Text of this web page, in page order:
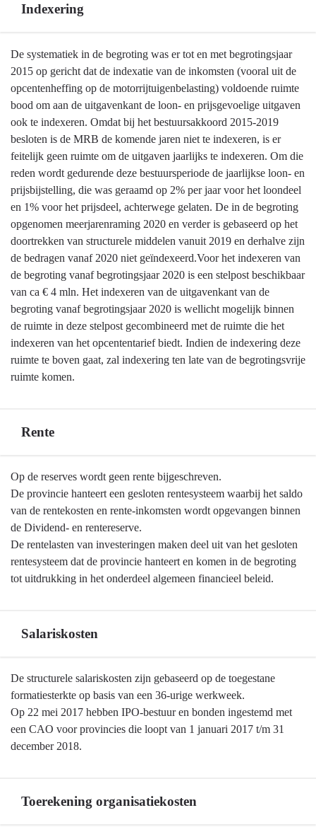
Indexering
Terug
naar
navigatie
Algemene
grondslagen
voor
begroting
jaarstukken
Indexering
De systematiek in de begroting was er tot en met begrotingsjaar
2015 op gericht dat de indexatie van de inkomsten (vooral uit de
opcentenheffing op de motorrijtuigenbelasting) voldoende ruimte
bood om aan de uitgavenkant de loon- en prijsgevoelige uitgaven
ook te indexeren. Omdat bij het bestuursakkoord 2015-2019
besloten is de MRB de komende jaren niet te indexeren, is er
feitelijk geen ruimte om de uitgaven jaarlijks te indexeren. Om die
reden wordt gedurende deze bestuursperiode de jaarlijkse loon- en
prijsbijstelling, die was geraamd op 2% per jaar voor het loondeel
en 1% voor het prijsdeel, achterwege gelaten. De in de begroting
opgenomen meerjarenraming 2020 en verder is gebaseerd op het
doortrekken van structurele middelen vanuit 2019 en derhalve zijn
de bedragen vanaf 2020 niet geïndexeerd.Voor het indexeren van
de begroting vanaf begrotingsjaar 2020 is een stelpost beschikbaar
van ca € 4 mln. Het indexeren van de uitgavenkant van de
begroting vanaf begrotingsjaar 2020 is wellicht mogelijk binnen
de ruimte in deze stelpost gecombineerd met de ruimte die het
indexeren van het opcententarief biedt. Indien de indexering deze
ruimte te boven gaat, zal indexering ten late van de begrotingsvrije
ruimte komen.
Rente
Terug
naar
navigatie
Algemene
grondslagen
voor
Rente
Op de reserves wordt geen rente bijgeschreven.
De provincie hanteert een gesloten rentesysteem waarbij het saldo
van de rentekosten en rente-inkomsten wordt opgevangen binnen
de Dividend- en rentereserve.
De rentelasten van investeringen maken deel uit van het gesloten
rentesysteem dat de provincie hanteert en komen in de begroting
tot uitdrukking in het onderdeel algemeen financieel beleid.
Salariskosten
Terug
naar
navigatie
Algemene
De structurele salariskosten zijn gebaseerd op de toegestane
formatiesterkte op basis van een 36-urige werkweek.
Op 22 mei 2017 hebben IPO-bestuur en bonden ingestemd met
een CAO voor provincies die loopt van 1 januari 2017 t/m 31
december 2018.
Toerekening organisatiekosten